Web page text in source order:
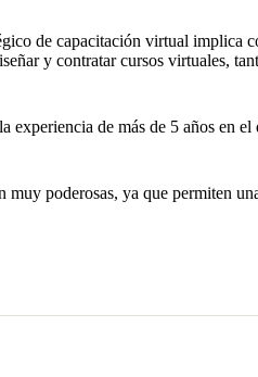
de capacitación virtual implica
y contratar cursos virtuales,
experiencia de más de 5 años en
muy poderosas, ya que permiten